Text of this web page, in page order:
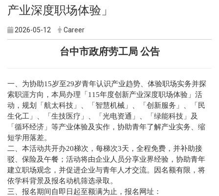
产业深度职场体验」
2026-05-12 Career
台中市政府劳工局 公告
一、为协助15岁至29岁青年认识产业趋势、体验职场实务并探
索职涯方向，本局办理「115年度创新产业深度职场体验」活
动，规划「航太科技」、「智慧机械」、「创新服务」、「民
生化工」、「生技医疗」、「光电资通」、「绿能科技」及
「循环经济」等产业体验及实作，协助青年了解产业实务、缩
短学用落差。
二、本活动共开办20梯次，每梯次3天，全程免费，并补助接
驳、保险及午餐；活动将由企业人员分享业界经验，协助青年
建立职场观念，并促进企业与青年人才交流。因名额有限，将
依学科背景及报名动机筛选录取。
三、报名期间自即日起至额满为止，报名网址：